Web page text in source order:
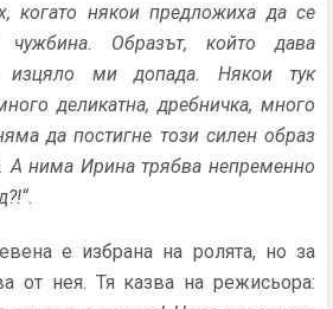
когато някои предложиха да се
Образът, който дава
ми допада. Някои тук
деликатна, дребничка, много
да постигне този силен образ
А нима Ирина трябва непременно
е избрана на ролята, но за
от нея. Тя казва на режисьора: